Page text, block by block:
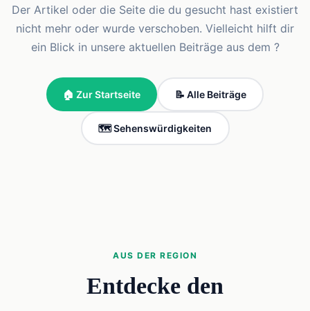
Der Artikel oder die Seite die du gesucht hast existiert
nicht mehr oder wurde verschoben. Vielleicht hilft dir
ein Blick in unsere aktuellen Beiträge aus dem ?
🏠 Zur Startseite 📝 Alle Beiträge
🗺️ Sehenswürdigkeiten
AUS DER REGION
Entdecke den